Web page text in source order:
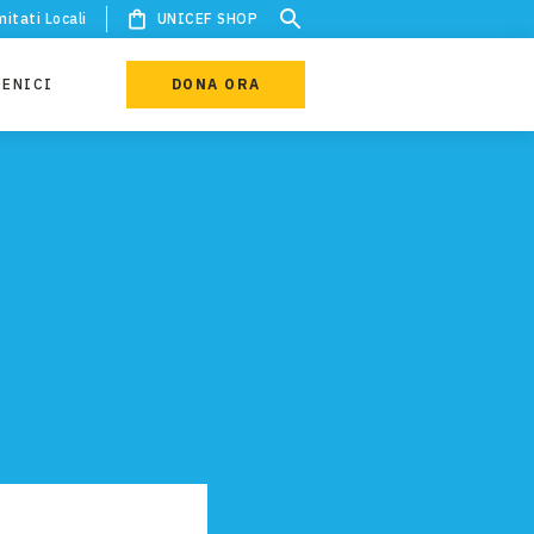
Locali UNICEF SHOP
DONA ORA